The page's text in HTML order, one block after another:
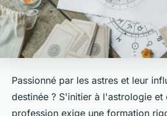
Passionné par les astres et leur
destinée ? S'initier à l'astrologie et
profession exige une formation